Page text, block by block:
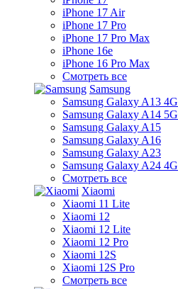
iPhone 17 Air
iPhone 17 Pro
iPhone 17 Pro Max
iPhone 16e
iPhone 16 Pro Max
Смотреть все
Samsung
Samsung Galaxy A13 4G
Samsung Galaxy A14 5G
Samsung Galaxy A15
Samsung Galaxy A16
Samsung Galaxy A23
Samsung Galaxy A24 4G
Смотреть все
Xiaomi
Xiaomi 11 Lite
Xiaomi 12
Xiaomi 12 Lite
Xiaomi 12 Pro
Xiaomi 12S
Xiaomi 12S Pro
Смотреть все